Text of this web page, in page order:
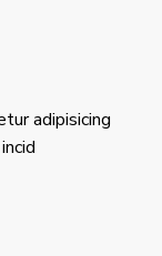
adipisicing